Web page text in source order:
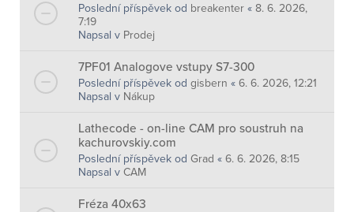
Poslední příspěvek od breakenter « 8. 6. 2026,
7:19
Napsal v Prodej
7PF01 Analogove vstupy S7-300
Poslední příspěvek od gisbern « 6. 6. 2026, 12:21
Napsal v Nákup
Lathecode - on-line CAM pro soustruh na
kachurovskiy.com
Poslední příspěvek od Grad « 6. 6. 2026, 8:15
Napsal v CAM
Fréza 40x63